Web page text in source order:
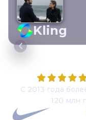
Kling
С 2013 года
120 млн